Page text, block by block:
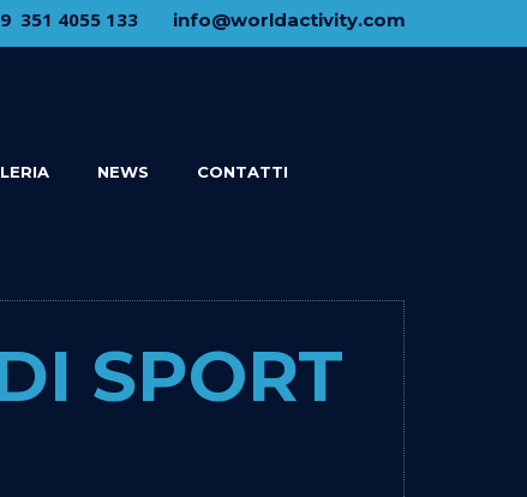
​351 4055 133 ​info@​worldactivity.com
NEWS CONTATTI
SPORT 